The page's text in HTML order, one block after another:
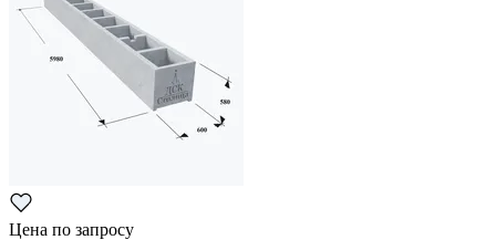
Цена по запросу